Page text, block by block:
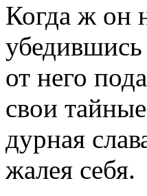
Когда ж он
от него
свои
дурная
жалея себя.